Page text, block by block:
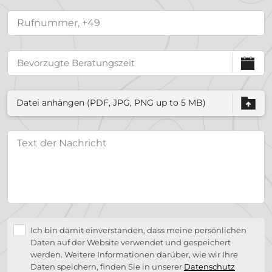
Datei anhängen (PDF, JPG, PNG up to 5 MB)
Ich bin damit einverstanden, dass meine persönlichen
Daten auf der Website verwendet und gespeichert
werden. Weitere Informationen darüber, wie wir Ihre
Daten speichern, finden Sie in unserer Datenschutz